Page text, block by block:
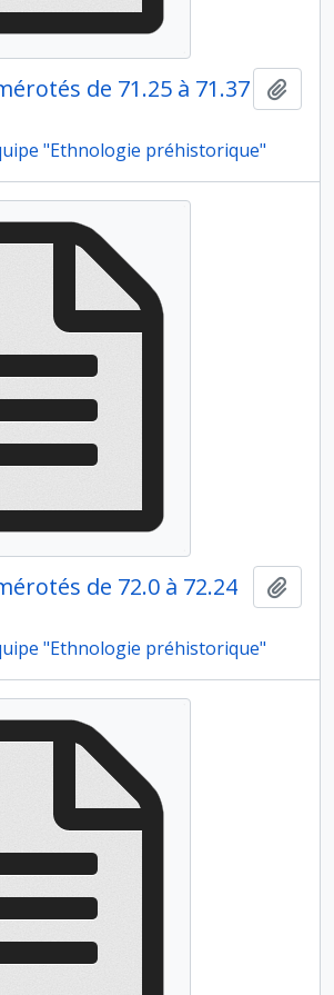
de 71.25 à 71.37
"Ethnologie préhistorique"
de 72.0 à 72.24
"Ethnologie préhistorique"